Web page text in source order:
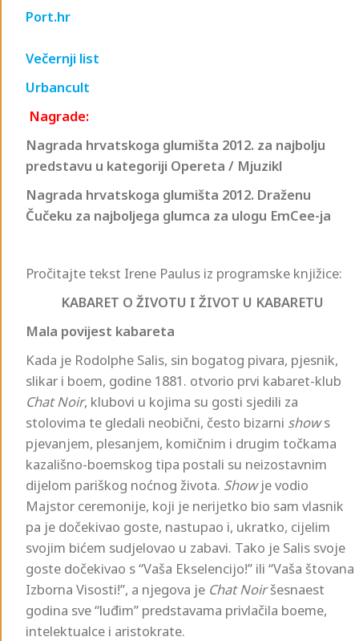
Port.hr
Večernji list
Urbancult
Nagrade:
Nagrada hrvatskoga glumišta 2012. za najbolju
predstavu u kategoriji Opereta / Mjuzikl
Nagrada hrvatskoga glumišta 2012. Draženu
Čučeku za najboljega glumca za ulogu EmCee-ja
Pročitajte tekst Irene Paulus iz programske knjižice:
KABARET O ŽIVOTU I ŽIVOT U KABARETU
Mala povijest kabareta
Kada je Rodolphe Salis, sin bogatog pivara, pjesnik,
slikar i boem, godine 1881. otvorio prvi kabaret-klub
Chat Noir, klubovi u kojima su gosti sjedili za
stolovima te gledali neobični, često bizarni shows
pjevanjem, plesanjem, komičnim i drugim točkama
kazališno-boemskog tipa postali su neizostavnim
dijelom pariškog noćnog života. Showje vodio
Majstor ceremonije, koji je nerijetko bio sam vlasnik
pa je dočekivao goste, nastupao i, ukratko, cijelim
svojim bićem sudjelovao u zabavi. Tako je Salis svoje
goste dočekivao s “Vaša Ekselencijo!” ili “Vaša štovana
Izborna Visosti!”, a njegova je Chat Noiršesnaest
godina sve “luđim” predstavama privlačila boeme,
intelektualce i aristokrate.